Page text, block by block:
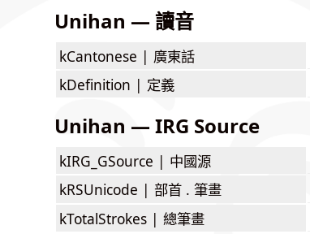
Unihan — 讀音
kCantonese | 廣東話
kDefinition | 定義
Unihan — IRG Source
kIRG_GSource | 中國源
kRSUnicode | 部首 . 筆畫
kTotalStrokes | 總筆畫